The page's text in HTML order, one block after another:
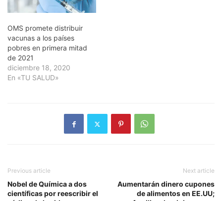
OMS promete distribuir
vacunas a los países
pobres en primera mitad
de 2021
diciembre 18, 2020
En «TU SALUD»
Previous article
Nobel de Química a dos
científicas por reescribir el
Next article
Aumentarán dinero cupones
de alimentos en EE.UU;